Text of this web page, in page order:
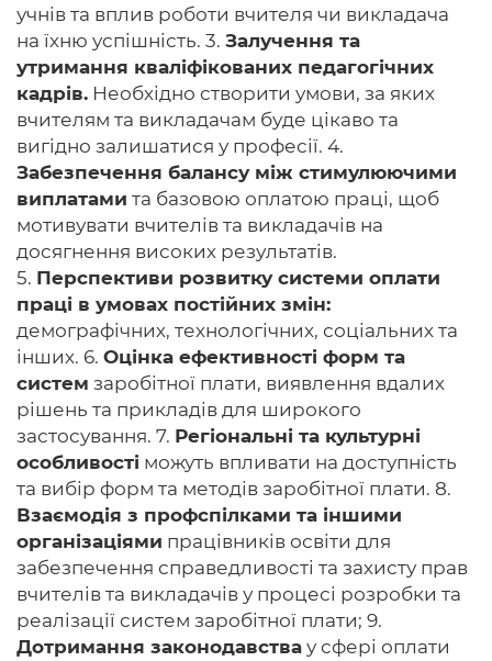
учнів та вплив роботи вчителя чи викладача
на їхню успішність. 3. Залучення та
утримання кваліфікованих педагогічних
кадрів. Необхідно створити умови, за яких
вчителям та викладачам буде цікаво та
вигідно залишатися у професії. 4.
Забезпечення балансу між стимулюючими
виплатами та базовою оплатою праці, щоб
мотивувати вчителів та викладачів на
досягнення високих результатів.
5. Перспективи розвитку системи оплати
праці в умовах постійних змін:
демографічних, технологічних, соціальних та
інших. 6. Оцінка ефективності форм та
систем заробітної плати, виявлення вдалих
рішень та прикладів для широкого
застосування. 7. Регіональні та культурні
особливості можуть впливати на доступність
та вибір форм та методів заробітної плати. 8.
Взаємодія з профспілками та іншими
організаціями працівників освіти для
забезпечення справедливості та захисту прав
вчителів та викладачів у процесі розробки та
реалізації систем заробітної плати; 9.
Дотримання законодавства у сфері оплати